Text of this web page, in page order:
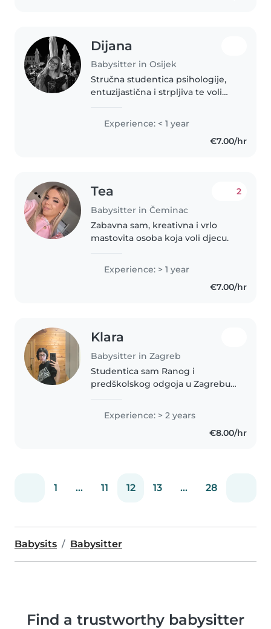
Dijana
Babysitter in Osijek
Stručna studentica psihologije,
entuzijastična i strpljiva te volim
prvu pomoć i iskustvo s
nadgledanjem beba. Nije mi
problem odraditi i kućanske
Experience: < 1 year
€7.00/hr
Tea
Babysitter in Čeminac
2
Zabavna sam, kreativna i vrlo
mastovita osoba koja voli djecu.
Experience: > 1 year
€7.00/hr
Klara
Babysitter in Zagreb
Studentica sam Ranog i
predškolskog odgoja u Zagrebu.
dozvolu i nepusac sam. Imam
iskustva rada s djecom vrticke
dobi te djece do drugog razreda
Experience: > 2 years
€8.00/hr
1 ... 11 12 13 ... 28
Babysits Babysitter
Find a trustworthy babysitter